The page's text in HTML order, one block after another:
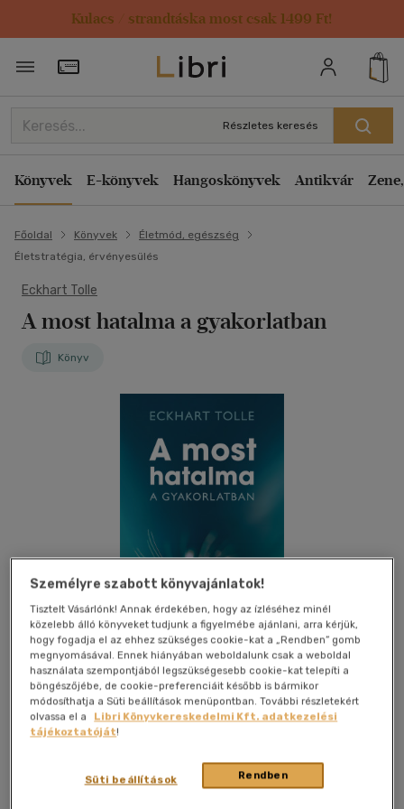
Kulacs / strandtáska most csak 1499 Ft!
Törzsvásárlói Kártya adatai
Részletes keresés
Könyvek E-könyvek Hangoskönyvek Antikvár
Főoldal Könyvek
Életmód, egészség
Életstratégia, érvényesülés
Eckhart Tolle
A most hatalma a gyakorlatban
Könyv
Kívánságlistához adom Megosztom
magyar nyelvű|cérnafűzött,
keménytáblás|184 oldal
Személyre szabott könyvajánlatok!
Tisztelt Vásárlónk! Annak érdekében, hogy az ízléséhez minél
közelebb álló könyveket tudjunk a figyelmébe ajánlani, arra kérjük,
hogy fogadja el az ehhez szükséges cookie-kat a „Rendben” gomb
megnyomásával. Ennek hiányában weboldalunk csak a weboldal
használata szempontjából legszükségesebb cookie-kat telepíti a
böngészőjébe, de cookie-preferenciáit később is bármikor
módosíthatja a Süti beállítások menüpontban. További részletekért
olvassa el a
Libri Könyvkereskedelmi Kft. adatkezelési
tájékoztatóját!
Rendben
Süti beállítások